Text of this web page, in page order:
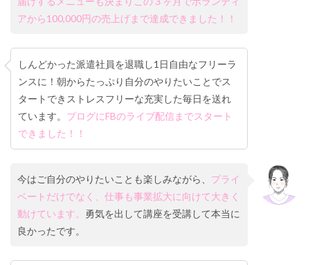
アから100,000円の売上げまで達成できました！！
しんどかった派遣社員を退職し1日自由なフリーラ
ンスに！朝からたっぷり自分のやりたいことでス
タートできストレスフリーな充実した毎日を送れ
ています。 ブログにFBのライブ配信までスタート
できました！！
今はご自分のやりたいことも楽しみながら、 プライ
ベートだけでなく、仕事も事業拡大に向けて大きく
動けています。 勇気を出して講座を受講して本当に
良かったです。